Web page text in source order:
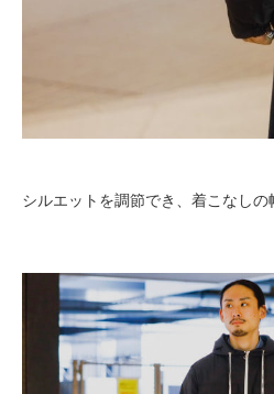
シルエットを調節でき、着こなしの